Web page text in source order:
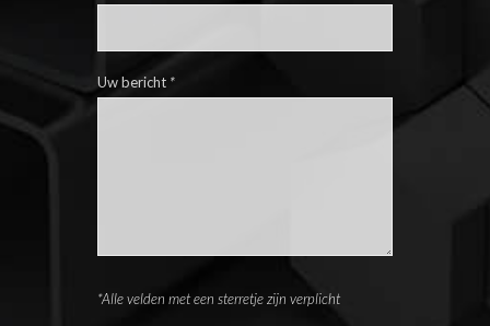
Uw bericht *
*Alle velden met een sterretje zijn verplicht